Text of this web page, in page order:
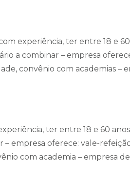
experiência, ter entre 18 e
a combinar – empresa
convênio com academias –
ter entre 18 e 60
– empresa oferece: vale-
com academia – empresa